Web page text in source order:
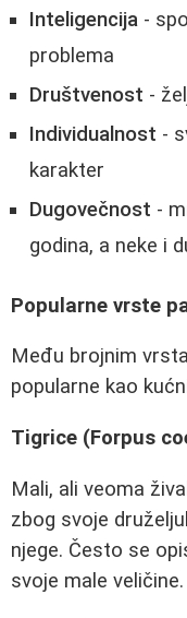
Inteligencija -
problema
Društvenost -
Individualnost -
karakter
Dugovečnost -
godina, a neke i
Popularne vrste
Među brojnim
popularne kao
Tigrice (Forpus
Mali, ali veoma
zbog svoje
njege. Često se
svoje male veličine.